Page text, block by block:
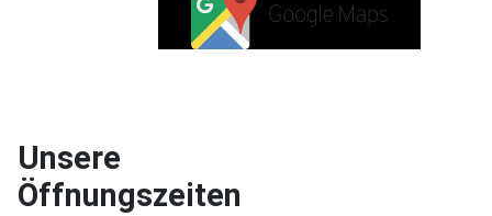
Unsere
Öffnungszeiten